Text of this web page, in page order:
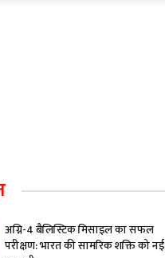
अग्नि-4 बैलिस्टिक मिसाइल का सफल
परीक्षण: भारत की सामरिक शक्ति को नई